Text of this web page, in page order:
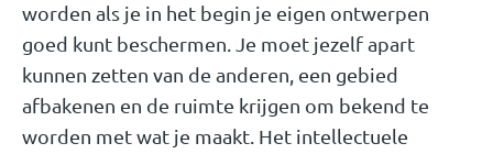
worden als je in het begin je eigen ontwerpen
goed kunt beschermen. Je moet jezelf apart
kunnen zetten van de anderen, een gebied
afbakenen en de ruimte krijgen om bekend te
worden met wat je maakt. Het intellectuele